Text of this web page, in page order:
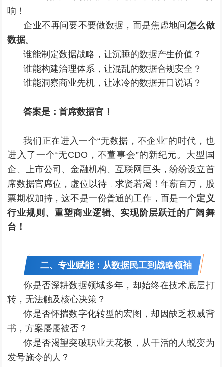
响！
企业不再问要不要做数据，而是焦虑地问 怎么做
数据。
谁能制定数据战略，让沉睡的数据产生价值？
谁能构建治理体系，让混乱的数据合规安全？
谁能洞察商业先机，让冰冷的数据开口说话？
答案是：首席数据官！
我们正在进入一个“无数据，不企业”的时代，也
进入了一个“无CDO，不董事会”的新纪元。大型国
企、上市公司、金融机构、互联网巨头，纷纷设立首
席数据官席位，虚位以待，求贤若渴！年薪百万，股
票期权加持，这不是一份普通的工作，而是一个定义
行业规则、重塑商业逻辑、实现阶层跃迁的广阔舞
台！
二、专业赋能：从数据民工到战略领袖
你是否深耕数据领域多年，却始终在技术底层打
转，无法触及核心决策？
你是否怀揣数字化转型的宏图，却因缺乏权威背
书，方案屡屡被否？
你是否渴望突破职业天花板，从干活的人蜕变为
发号施令的人？